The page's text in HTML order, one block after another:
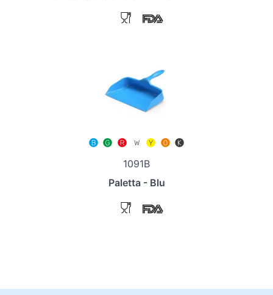
1091B
Paletta - Blu